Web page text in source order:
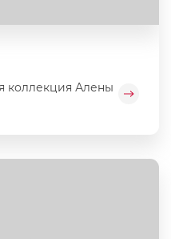
коллекция Алены